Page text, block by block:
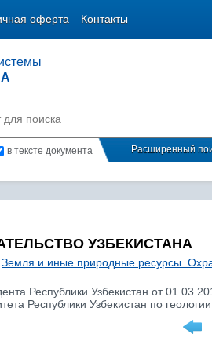
оферта Контакты
в тексте документа Расширенный
УЗБЕКИСТАНА
Земля и иные природные ресурсы.
Республики Узбекистан от
Республики Узбекистан по